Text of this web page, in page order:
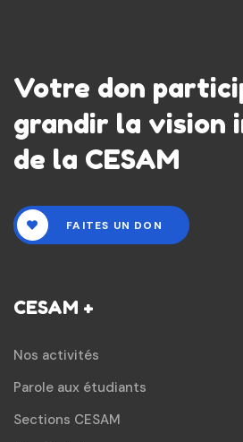
Votre don
grandir la vision
de la CESAM
FAITES UN DON
CESAM +
Nos activités
Parole aux étudiants
Sections CESAM